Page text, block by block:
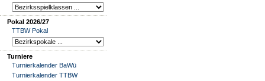
Pokal 2026/27
TTBW Pokal
Turniere
Turnierkalender BaWü
Turnierkalender TTBW